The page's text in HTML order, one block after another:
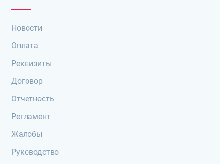
Новости
Оплата
Реквизиты
Договор
Отчетность
Регламент
Жалобы
Руководство